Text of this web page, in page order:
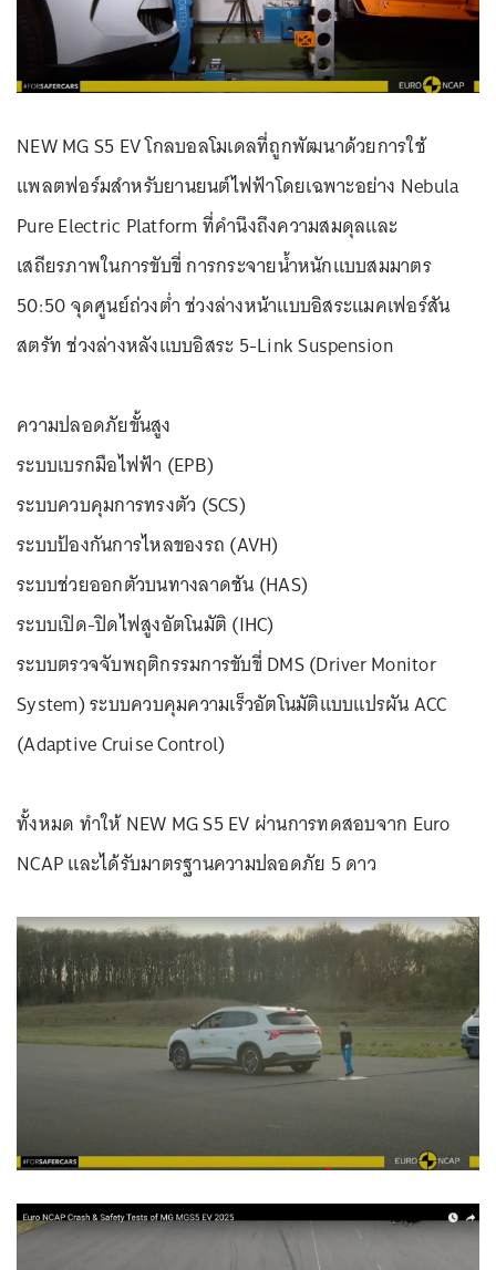
NEW MG S5 EV โกลบอลโมเดลที่ถูกพัฒนาด้วยการใช้
แพลตฟอร์มสำหรับยานยนต์ไฟฟ้าโดยเฉพาะอย่าง Nebula
Pure Electric Platform ที่คำนึงถึงความสมดุลและ
เสถียรภาพในการขับขี่ การกระจายน้ำหนักแบบสมมาตร
50:50 จุดศูนย์ถ่วงต่ำ ช่วงล่างหน้าแบบอิสระแมคเฟอร์สัน
สตรัท ช่วงล่างหลังแบบอิสระ 5-Link Suspension
ความปลอดภัยขั้นสูง
ระบบเบรกมือไฟฟ้า (EPB)
ระบบควบคุมการทรงตัว (SCS)
ระบบป้องกันการไหลของรถ (AVH)
ระบบช่วยออกตัวบนทางลาดชัน (HAS)
ระบบเปิด-ปิดไฟสูงอัตโนมัติ (IHC)
ระบบตรวจจับพฤติกรรมการขับขี่ DMS (Driver Monitor
System) ระบบควบคุมความเร็วอัตโนมัติแบบแปรผัน ACC
(Adaptive Cruise Control)
ทั้งหมด ทำให้ NEW MG S5 EV ผ่านการทดสอบจาก Euro
NCAP และได้รับมาตรฐานความปลอดภัย 5 ดาว